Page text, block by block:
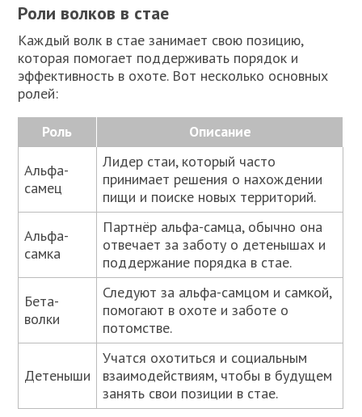
Роли волков в стае
Каждый волк в стае занимает свою позицию,
которая помогает поддерживать порядок и
эффективность в охоте. Вот несколько основных
ролей:
Роль Описание
Альфа-
самец
Лидер стаи, который часто
принимает решения о нахождении
пищи и поиске новых территорий.
Альфа-
самка
Партнёр альфа-самца, обычно она
отвечает за заботу о детенышах и
поддержание порядка в стае.
Бета-
волки
Следуют за альфа-самцом и самкой,
помогают в охоте и заботе о
потомстве.
Детеныши
Учатся охотиться и социальным
взаимодействиям, чтобы в будущем
занять свои позиции в стае.